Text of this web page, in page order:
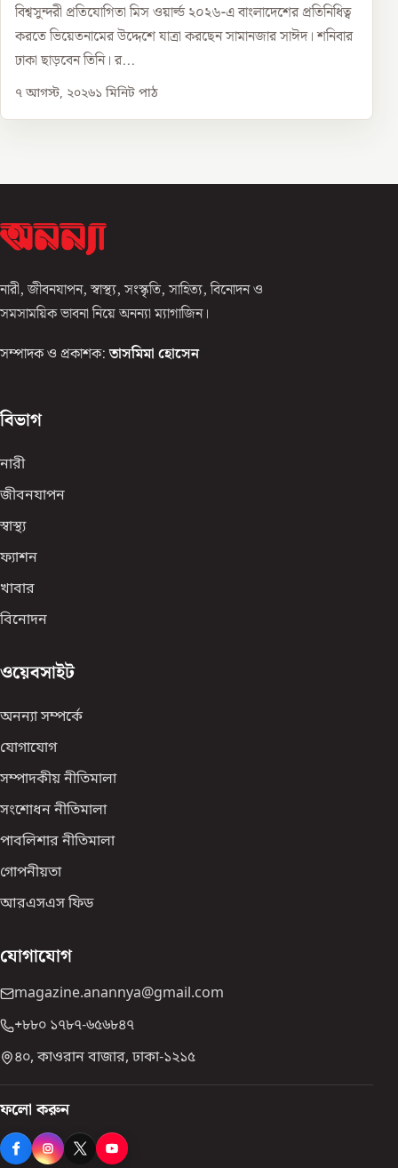
বিশ্বসুন্দরী প্রতিযোগিতা মিস ওয়ার্ল্ড ২০২৬-এ বাংলাদেশের প্রতিনিধিত্ব
করতে ভিয়েতনামের উদ্দেশে যাত্রা করছেন সামানজার সাঈদ। শনিবার
ঢাকা ছাড়বেন তিনি। র...
৭ আগস্ট, ২০২৬১ মিনিট পাঠ
নারী, জীবনযাপন, স্বাস্থ্য, সংস্কৃতি, সাহিত্য, বিনোদন ও
সমসাময়িক ভাবনা নিয়ে অনন্যা ম্যাগাজিন।
সম্পাদক ও প্রকাশক: তাসমিমা হোসেন
বিভাগ
নারী
জীবনযাপন
স্বাস্থ্য
ফ্যাশন
খাবার
বিনোদন
ওয়েবসাইট
অনন্যা সম্পর্কে
যোগাযোগ
সম্পাদকীয় নীতিমালা
সংশোধন নীতিমালা
পাবলিশার নীতিমালা
গোপনীয়তা
আরএসএস ফিড
যোগাযোগ
magazine.anannya@gmail.com
+৮৮০ ১৭৮৭-৬৫৬৮৪৭
৪০, কাওরান বাজার, ঢাকা-১২১৫
ফলো করুন